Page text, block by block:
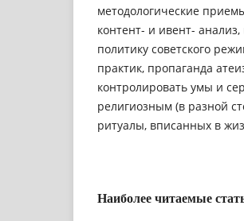
методологические
контент- и ивент-
политику советского
практик, пропаганда
контролировать умы и
религиозным (в разной
ритуалы, вписанных в
Наиболее читаемые